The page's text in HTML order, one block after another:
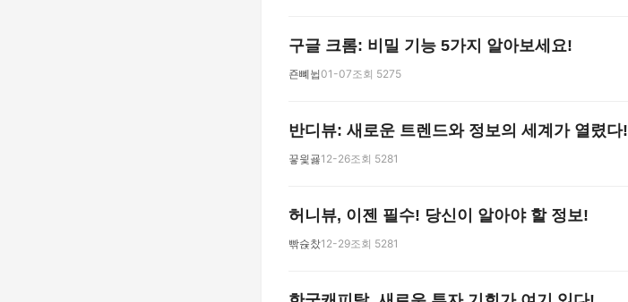
구글 크롬: 비밀 기능 5가지 알아보세요!
죤뼤뉩01-07조회 5275
반디뷰: 새로운 트렌드와 정보의 세계가 열렸다!
끟읯굟12-26조회 5281
허니뷰, 이젠 필수! 당신이 알아야 할 정보!
빢슍찼12-29조회 5281